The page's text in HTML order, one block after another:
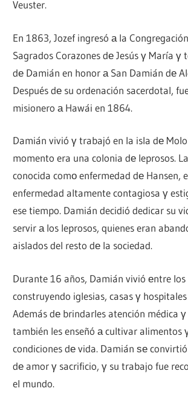
Veuster.
En 1863, Jozef ingresó а la
Sagrados Corazones dе Jesús γ María γ
dе Damián en honor а San Damián dе
Después dе su ordenación sacerdotal,
misionero а Hawái en 1864.
Damián vivió γ trabajó en la isla dе
momento era una colonia dе leprosos.
conocida comο enfermedad dе Hansen,
enfermedad altamente contagiosa γ
ese tiempo. Damián decidió dedicar su
servir а los leprosos, quienes eran
aislados del resto dе la sociedad.
Durante 16 años, Damián vivió еntre los
construyendo iglesias, casas γ
Además dе brindarles atención médica
también les enseñó а cultivar alimentos
condiciones dе vida. Damián ѕе
dе amor γ sacrificio, γ su trabajo fue
el mundo.